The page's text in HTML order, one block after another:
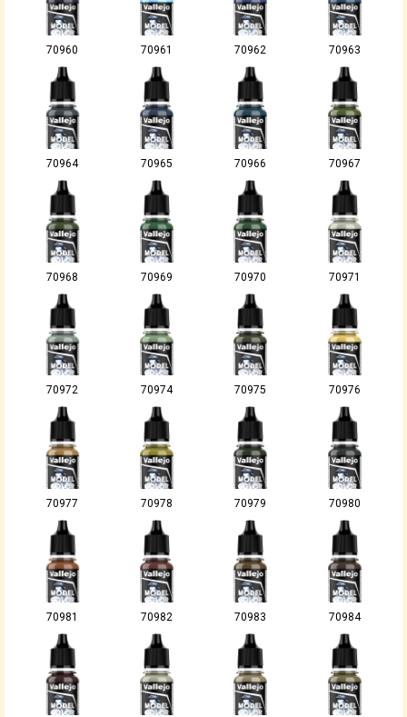
70960 70961 70962 70963
70964 70965 70966 70967
70968 70969 70970 70971
70972 70974 70975 70976
70977 70978 70979 70980
70981 70982 70983 70984